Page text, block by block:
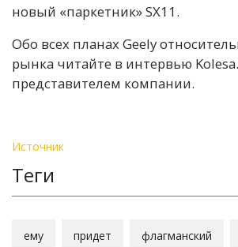
новый «паркетник» SX11.
Обо всех планах Geely
рынка читайте в интервью
представителем компании.
Источник
Теги
ему придет флагманский